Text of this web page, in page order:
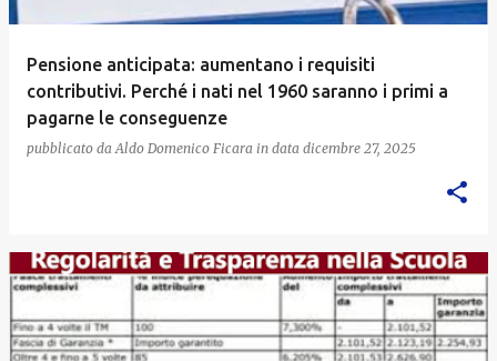
Pensione anticipata: aumentano i requisiti
contributivi. Perché i nati nel 1960 saranno i primi a
pagarne le conseguenze
pubblicato da Aldo Domenico Ficara in data dicembre 27, 2025